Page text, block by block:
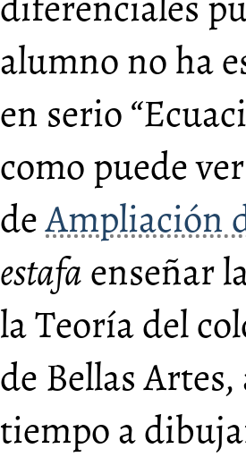
alumno no ha
en serio
como puede
deAmpliación
estafaenseñar
la Teoría del
de Bellas
tiempo a